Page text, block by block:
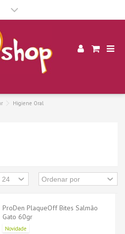
Higiene Oral
ProDen PlaqueOff Bites Salmão
Gato 60gr
Novidade